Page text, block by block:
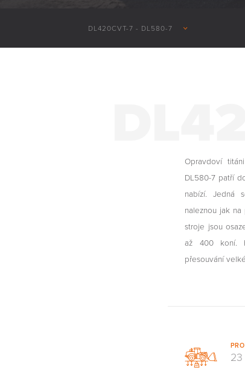
DL420CVT-7 - DL580-7
Opravdoví
DL580-7 patří
nabízí. Jedná
naleznou jak
stroje jsou
až 400 koní.
přesouvání
23